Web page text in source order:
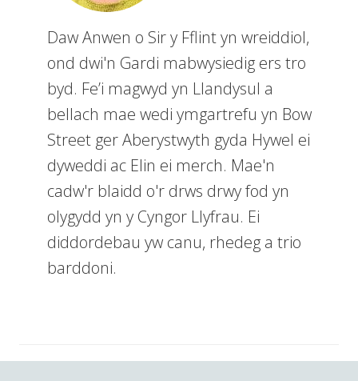
gynganeddu,
hybu’r
rhai
sydd
am
farddoni.
Daw Anwen o Sir y Fflint yn wreiddiol,
ond dwi'n Gardi mabwysiedig ers tro
byd. Fe’i magwyd yn Llandysul a
bellach mae wedi ymgartrefu yn Bow
Street ger Aberystwyth gyda Hywel ei
dyweddi ac Elin ei merch. Mae'n
cadw'r blaidd o'r drws drwy fod yn
olygydd yn y Cyngor Llyfrau. Ei
diddordebau yw canu, rhedeg a trio
barddoni.